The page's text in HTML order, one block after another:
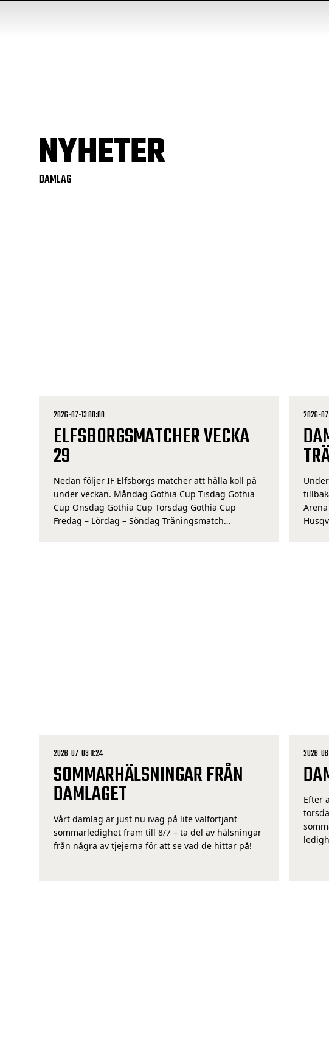
NYHETER
DAMLAG
2026-07-13 08:00
ELFSBORGSMATCHER VECKA
29
Nedan följer IF Elfsborgs matcher att hålla koll på
under veckan. Måndag Gothia Cup Tisdag Gothia
Cup Onsdag Gothia Cup Torsdag Gothia Cup
Fredag – Lördag – Söndag Träningsmatch
2026-
2026-07-03 11:24
SOMMARHÄLSNINGAR FRÅN
DAMLAGET
Vårt damlag är just nu iväg på lite välförtjänt
sommarledighet fram till 8/7 – ta del av hälsningar
från några av tjejerna för att se vad de hittar på!
2026-
Efter